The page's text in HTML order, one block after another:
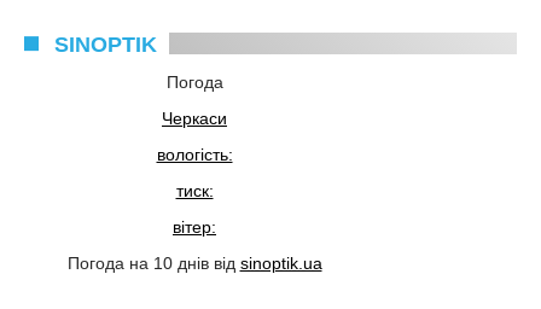
SINOPTIK
Погода
Черкаси
вологість:
тиск:
вітер:
Погода на 10 днів від sinoptik.ua